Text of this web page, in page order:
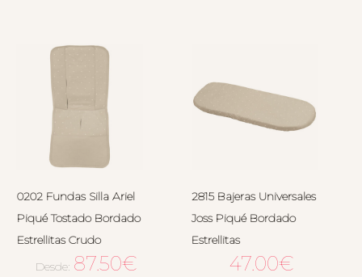
0202 Fundas Silla Ariel
Piqué Tostado Bordado
Estrellitas Crudo
Desde: 87.50€
2815 Bajeras Universales
Joss Piqué Bordado
Estrellitas
47.00€